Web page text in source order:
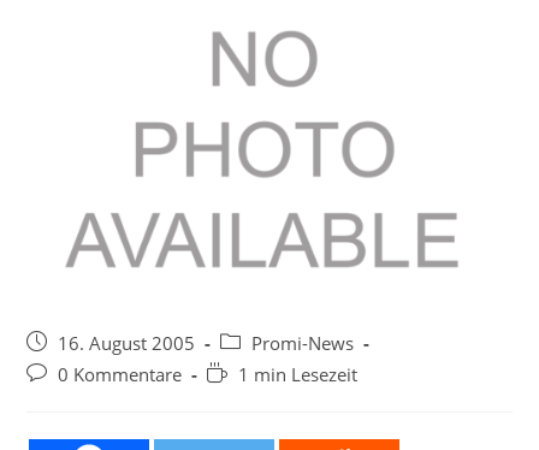
Beitrag
veröffentlicht:
16. August 2005
Beitrags-
Kategorie:
Promi-News
Beitrags-
0 Kommentare Lesedauer:
1 min Lesezeit